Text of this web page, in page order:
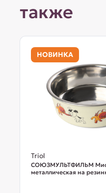
также
НОВИНКА
Triol
СОЮЗМУЛЬТФИЛЬМ
металлическая на